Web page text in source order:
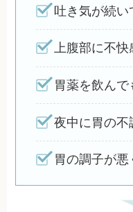
吐き気が続い
上腹部に不快
胃薬を飲ん
夜中に胃の不
胃の調子が